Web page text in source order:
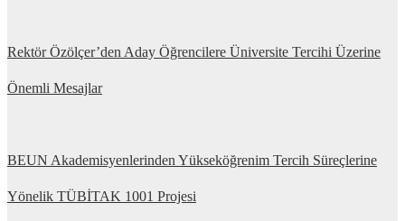
Rektör Özölçer’den Aday Öğrencilere Üniversite Tercihi Üzerine
Önemli Mesajlar
BEUN Akademisyenlerinden Yükseköğrenim Tercih Süreçlerine
Yönelik TÜBİTAK 1001 Projesi